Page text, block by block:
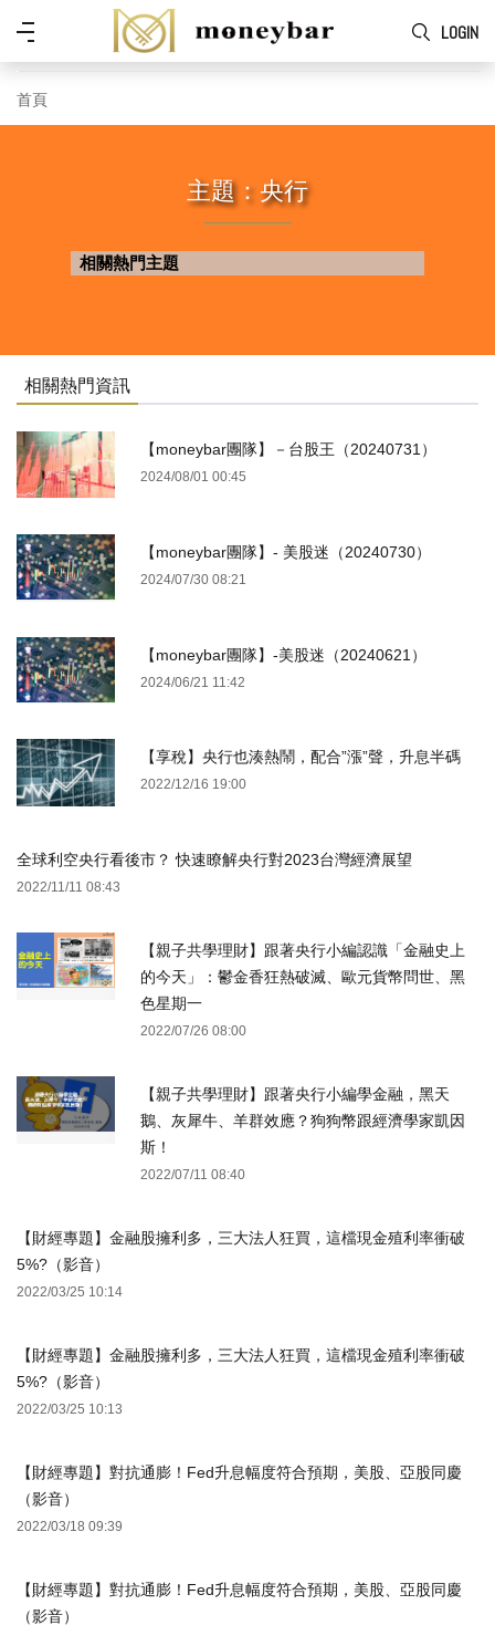
Skip to main content
LOGIN
功
首頁
主題：央行
相關熱門主題
相關熱門資訊
【moneybar團隊】－台股王（20240731）
2024/08/01 00:45
【moneybar團隊】- 美股迷（20240730）
2024/07/30 08:21
【moneybar團隊】-美股迷（20240621）
2024/06/21 11:42
【享稅】央行也湊熱鬧，配合”漲”聲，升息半碼
2022/12/16 19:00
全球利空央行看後市？ 快速瞭解央行對2023台灣經濟展望
2022/11/11 08:43
【親子共學理財】跟著央行小編認識「金融史上
的今天」：鬱金香狂熱破滅、歐元貨幣問世、黑
色星期一
2022/07/26 08:00
【親子共學理財】跟著央行小編學金融，黑天
鵝、灰犀牛、羊群效應？狗狗幣跟經濟學家凱因
斯！
2022/07/11 08:40
【財經專題】金融股擁利多，三大法人狂買，這檔現金殖利率衝破
5%?（影音）
2022/03/25 10:14
【財經專題】金融股擁利多，三大法人狂買，這檔現金殖利率衝破
5%?（影音）
2022/03/25 10:13
【財經專題】對抗通膨！Fed升息幅度符合預期，美股、亞股同慶
（影音）
2022/03/18 09:39
【財經專題】對抗通膨！Fed升息幅度符合預期，美股、亞股同慶
（影音）